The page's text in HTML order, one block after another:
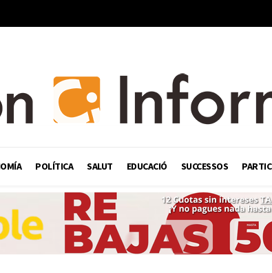
POLÍTICA SALUT EDUCACIÓ SUCCESSOS